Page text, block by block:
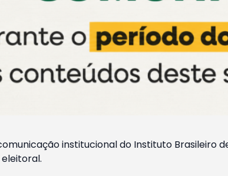
institucional do Instituto Brasileiro